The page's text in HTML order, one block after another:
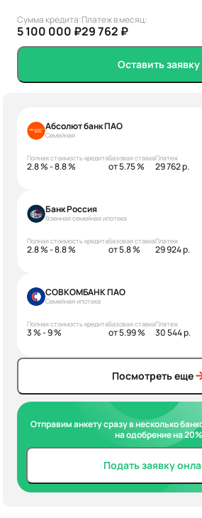
Сумма кредита:
5 100 000 ₽
Платеж в месяц:
29 762 ₽
Оставить заявку
Абсолют банк ПАО
Семейная
Полная стоимость кредита
2.8 % - 8.8 %
Базовая ставка
от 5.75 %
Платеж
29 762 р.
Банк Россия
Военная семейная ипотека
Полная стоимость кредита
2.8 % - 8.8 %
Базовая ставка
от 5.8 %
Платеж
29 924 р.
СОВКОМБАНК ПАО
Семейная ипотека
Полная стоимость кредита
3 % - 9 %
Базовая ставка
от 5.99 %
Платеж
30 544 р.
Посмотреть еще
Отправим анкету сразу в несколько
на одобрение на 20%
Подать заявку